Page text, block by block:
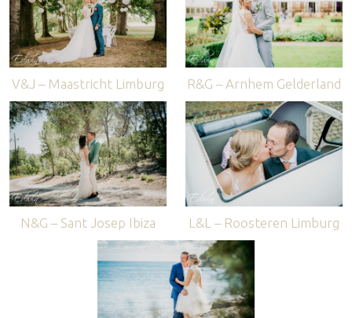
V&J – Maastricht Limburg R&G – Arnhem Gelderland
N&G – Sant Josep Ibiza L&L – Roosteren Limburg